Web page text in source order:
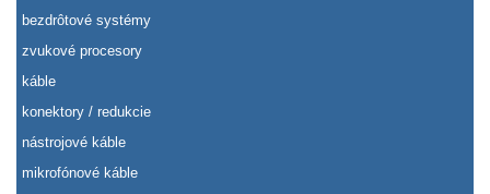
bezdrôtové systémy
zvukové procesory
káble
konektory / redukcie
nástrojové káble
mikrofónové káble